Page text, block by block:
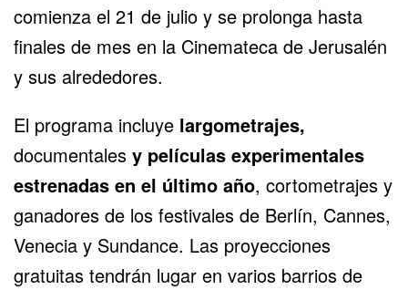
comienza el 21 de julio y se prolonga hasta
finales de mes en la Cinemateca de Jerusalén
y sus alrededores.
El programa incluye largometrajes,
documentales y películas experimentales
estrenadas en el último año, cortometrajes y
ganadores de los festivales de Berlín, Cannes,
Venecia y Sundance. Las proyecciones
gratuitas tendrán lugar en varios barrios de